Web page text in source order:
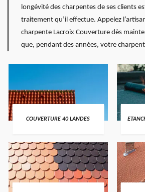
longévité des charpentes de ses clients
traitement qu’il effectue. Appelez
charpente Lacroix Couverture dès
que, pendant des années, votre
COUVERTURE 40 LANDES